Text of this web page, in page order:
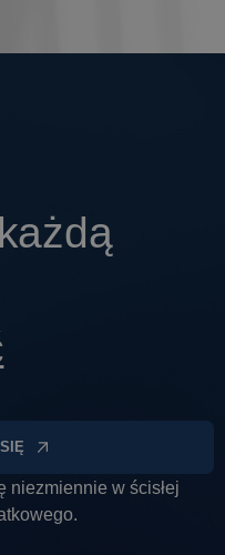
niezmiennie w ścisłej